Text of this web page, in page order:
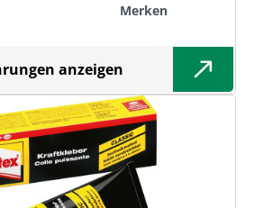
Merken
anzeigen